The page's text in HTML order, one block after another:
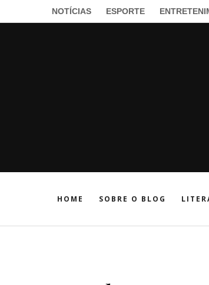
NOTÍCIAS ESPORTE
HOME SOBRE O BLOG